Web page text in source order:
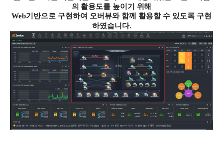
의 활용도를 높이기 위해
Web기반으로 구현하여 오버뷰와 함께 활용할 수 있도록 구현
하였습니다.